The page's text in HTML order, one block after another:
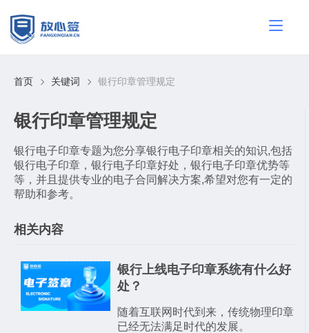
首页 关键词 银行印章管理规定
银行印章管理规定
银行电子印章专题为您分享银行电子印章相关的知识,包括
银行电子印章，银行电子印章好处，银行电子印章优势等
等，并且提供专业的电子合同解决方案,希望对您有一定的
帮助和参考。
相关内容
银行上线电子印章系统有什么好
处？
随着互联网时代到来，传统物理印章
已经无法满足时代的发展。